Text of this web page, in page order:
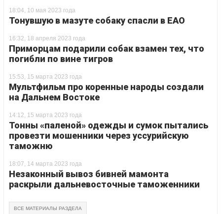
18:04, 10 мая 2023 года
Тонувшую в мазуте собаку спасли в ЕАО
16:32, 18 апреля 2023 года
Приморцам подарили собак взамен тех, что
погибли по вине тигров
15:53, 15 марта 2023 года
Мультфильм про коренные народы создали
на Дальнем Востоке
14:12, 15 марта 2023 года
Тонны «паленой» одежды и сумок пытались
провезти мошенники через уссурийскую
таможню
18:07, 14 марта 2023 года
Незаконный вывоз бивней мамонта
раскрыли дальневосточные таможенники
ВСЕ МАТЕРИАЛЫ РАЗДЕЛА